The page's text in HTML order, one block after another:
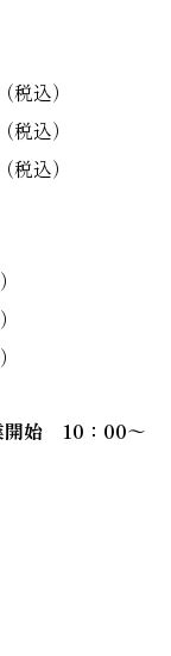
込）
込）
込）
開始 10：00～